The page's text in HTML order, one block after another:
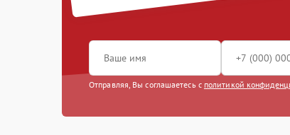
Отправляя, Вы соглашаетесь с политикой